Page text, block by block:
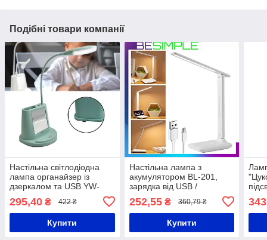
Подібні товари компанії
Настільна світлодіодна
лампа органайзер із
дзеркалом та USB YW-
телефону PowerBank
295,40 ₴ 422 ₴
Купити
Настільна лампа з
акумулятором BL-201,
зарядка від USB /
Бездротовий портативний
світлодіодний світильник
252,55₴ 360,79 ₴
Купити